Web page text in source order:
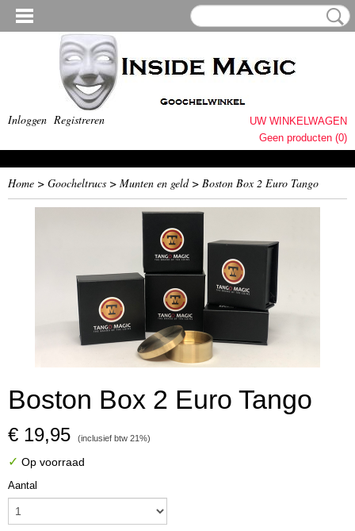
Inloggen Registreren
UW WINKELWAGEN
Geen producten (0)
Home > Goocheltrucs > Munten en geld> Boston Box 2 Euro Tango
Boston Box 2 Euro Tango
€ 19,95 (inclusief btw 21%)
✓ Op voorraad
Aantal